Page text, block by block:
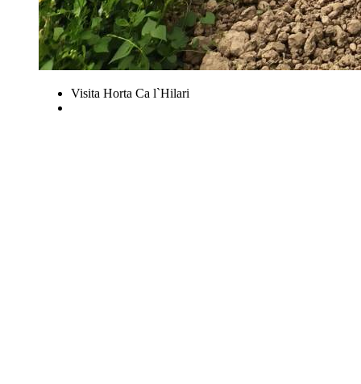
Visita Horta Ca l`Hilari